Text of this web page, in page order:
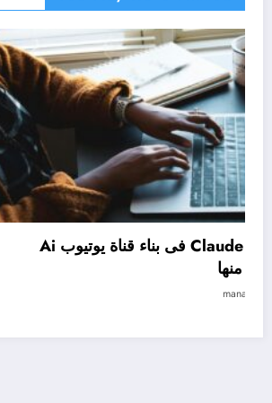
دورات مجانية
وتحقيق الربح منها
1 يونيو، 2026